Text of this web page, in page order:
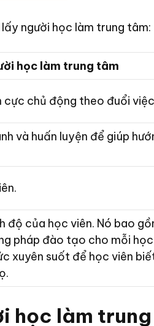
người học làm trung tâm:
học làm trung tâm
chủ động theo đuổi
và huấn luyện để giúp
độ của học viên. Nó bao
pháp đào tạo cho mỗi
xuyên suốt để học viên
học làm